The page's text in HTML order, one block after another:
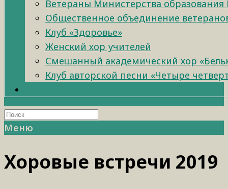
Ветераны Министерства образования
Общественное объединение
Клуб «Здоровье»
Женский хор учителей
Смешанный академический хор
Клуб авторской песни «Четыре
Меню
Хоровые встречи 2019